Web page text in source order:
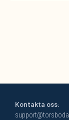
Kontakta oss: